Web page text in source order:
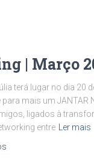
| Março
terá lugar no dia 20
mais um
ligados à
entre
Ler mais